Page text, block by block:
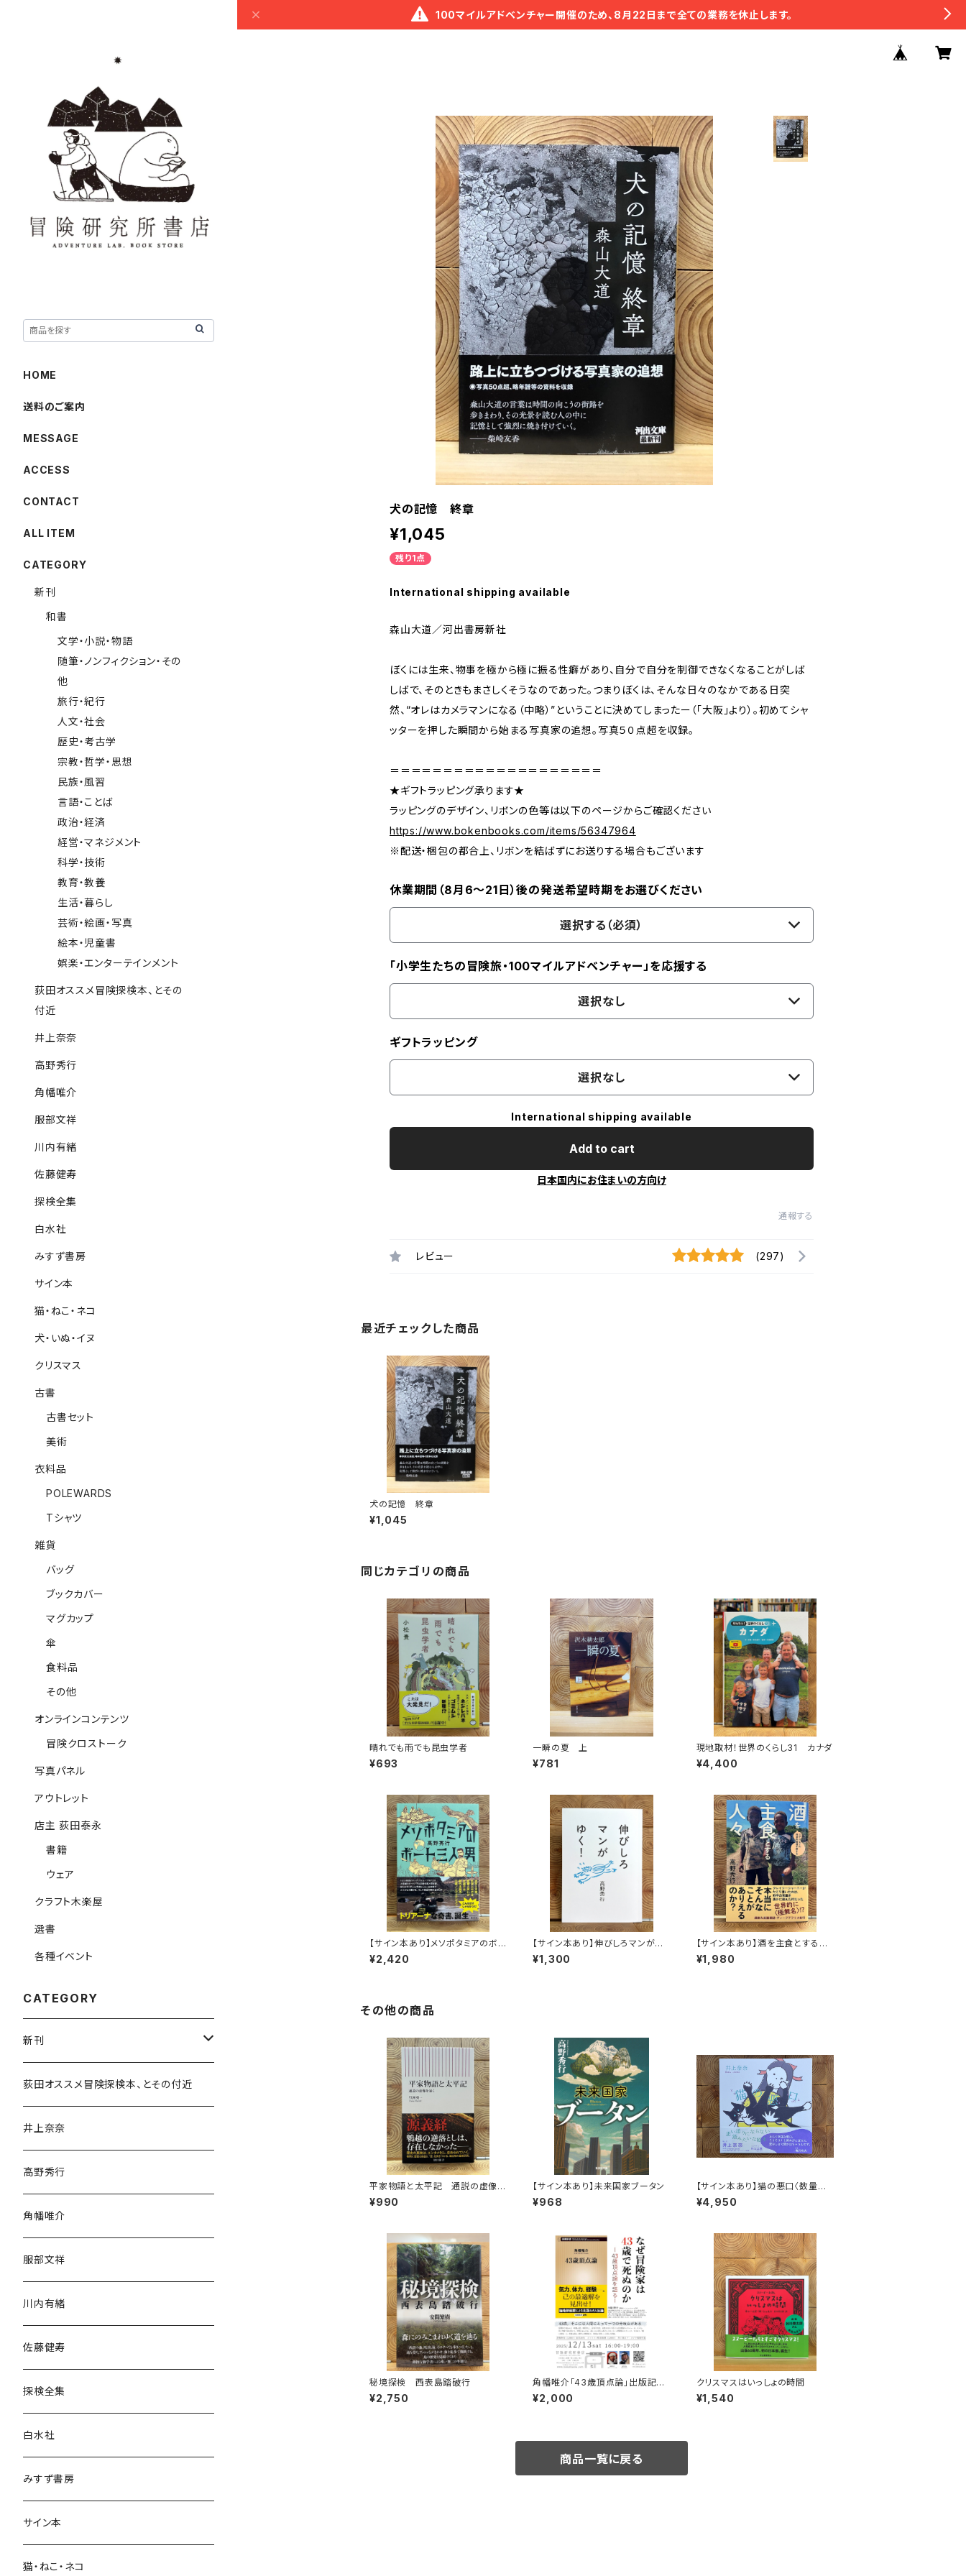
100マイルアドベンチャー開催のため、8月22日まで全ての業務を休止します。
犬の記憶 終章
¥1,045
残り1点
International shipping available
森山大道／河出書房新社
ぼくには生来、物事を極から極に振る性癖があり、自分で自分を制御できなくなることがしば
しばで、そのときもまさしくそうなのであった。つまりぼくは、そんな日々のなかである日突
然、“オレはカメラマンになる（中略）”ということに決めてしまったー（「大阪」より）。初めてシャ
ッターを押した瞬間から始まる写真家の追想。写真５０点超を収録。
＝＝＝＝＝＝＝＝＝＝＝＝＝＝＝＝＝＝＝＝
★ギフトラッピング承ります★
ラッピングのデザイン、リボンの色等は以下のページからご確認ください
https://www.bokenbooks.com/items/56347964
※配送・梱包の都合上、リボンを結ばずにお送りする場合もございます
休業期間（8月6〜21日）後の発送希望時期をお選びください
選択する（必須）
「小学生たちの冒険旅・100マイルアドベンチャー」を応援する
選択なし
ギフトラッピング
選択なし
International shipping available
Add to cart
日本国内にお住まいの方向け
通報する
レビュー (297)
最近チェックした商品
犬の記憶 終章
¥1,045
同じカテゴリの商品
晴れでも雨でも昆虫学者
¥693
一瞬の夏 上
¥781
現地取材！世界のくらし31 カナダ
¥4,400
【サイン本あり】メソポタミアのボ
ート三人男
¥2,420
【サイン本あり】伸びしろマンがゆ
く！
¥1,300
【サイン本あり】酒を主食とする
人々 エチオピアの科学的秘境を
旅する
¥1,980
その他の商品
平家物語と太平記 通説の虚像を
暴く
¥990
【サイン本あり】未来国家ブータン
¥968
【サイン本あり】猫の悪口〈数量限
定・オリジナルトート付き〉
¥4,950
秘境探検 西表島踏破行
¥2,750
角幡唯介「43歳頂点論」出版記念
トークイベント録画視聴権
¥2,000
クリスマスはいっしょの時間
¥1,540
商品一覧に戻る
HOME
送料のご案内
MESSAGE
ACCESS
CONTACT
ALL ITEM
CATEGORY
新刊
和書
文学・小説・物語
随筆・ノンフィクション・その
他
旅行・紀行
人文・社会
歴史・考古学
宗教・哲学・思想
民族・風習
言語・ことば
政治・経済
経営・マネジメント
科学・技術
教育・教養
生活・暮らし
芸術・絵画・写真
絵本・児童書
娯楽・エンターテインメント
荻田オススメ冒険探検本、とその
付近
井上奈奈
高野秀行
角幡唯介
服部文祥
川内有緒
佐藤健寿
探検全集
白水社
みすず書房
サイン本
猫・ねこ・ネコ
犬・いぬ・イヌ
クリスマス
古書
古書セット
美術
衣料品
POLEWARDS
Tシャツ
雑貨
バッグ
ブックカバー
マグカップ
傘
食料品
その他
オンラインコンテンツ
冒険クロストーク
写真パネル
アウトレット
店主 荻田泰永
書籍
ウェア
クラフト木楽屋
選書
各種イベント
CATEGORY
新刊
和書
文学・小説・物語
随筆・ノンフィクション・その他
民族・風習
言語・ことば
荻田オススメ冒険探検本、とその付近
井上奈奈
高野秀行
角幡唯介
服部文祥
川内有緒
佐藤健寿
探検全集
白水社
みすず書房
サイン本
猫・ねこ・ネコ